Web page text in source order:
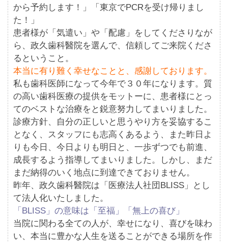
から予約します！」「東京でPCRを受け帰りまし
た！」
患者様が「気遣い」や「配慮」をしてくださりなが
ら、政久歯科醫院を選んで、信頼してご来院くださ
るということ。
本当に有り難く幸せなことと、感謝しております。
私も歯科医師になって今年で３０年になります。質
の高い歯科医療の提供をモットーに、患者様にとっ
てのベストな治療をと鋭意努力してまいりました。
診療方針、自分の正しいと思うやり方を妥協するこ
となく、スタッフにも志高くあるよう、また昨日よ
りも今日、今日よりも明日と、一歩ずつでも前進、
成長するよう指導してまいりました。しかし、まだ
まだ納得のいく地点に到達できておりません。
昨年、政久歯科醫院は「医療法人社団BLISS」とし
て法人化いたしました。
「BLISS」の意味は「至福」「無上の喜び」
当院に関わる全ての人が、幸せになり、喜びを味わ
い、本当に豊かな人生を送ることができる場所を作